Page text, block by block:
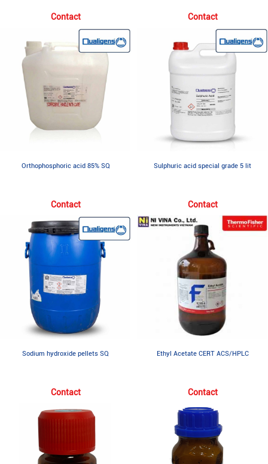
Contact Contact
Orthophosphoric acid 85% SQ
Contact
Sulphuric acid special grade 5 lit
Contact
Sodium hydroxide pellets SQ
Contact
Ethyl Acetate CERT ACS/HPLC
Contact